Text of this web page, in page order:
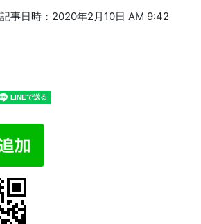
記事日時：2020年2月10日 AM 9:42